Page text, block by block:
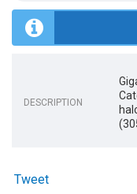
DESCRIPTION
Tweet